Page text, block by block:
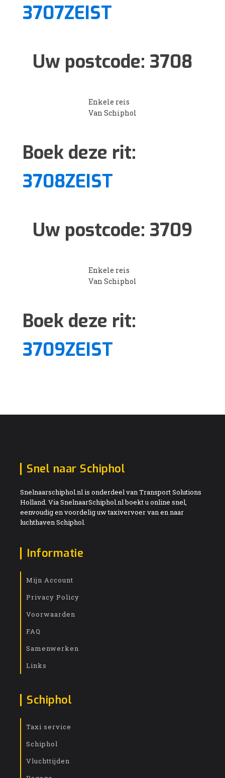
3707ZEIST
Uw postcode: 3708
Enkele reis
Van Schiphol
Boek deze rit:
3708ZEIST
Uw postcode: 3709
Enkele reis
Van Schiphol
Boek deze rit:
3709ZEIST
Snel naar Schiphol
Snelnaarschiphol.nl is onderdeel van Transport Solutions
Holland. Via SnelnaarSchiphol.nl boekt u online snel,
eenvoudig en voordelig uw taxivervoer van en naar
luchthaven Schiphol.
Informatie
Mijn Account
Privacy Policy
Voorwaarden
FAQ
Samenwerken
Links
Schiphol
Taxi service
Schiphol
Vluchttijden